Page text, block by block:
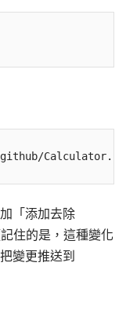
「添加去除
住的是，這種變化
變更推送到